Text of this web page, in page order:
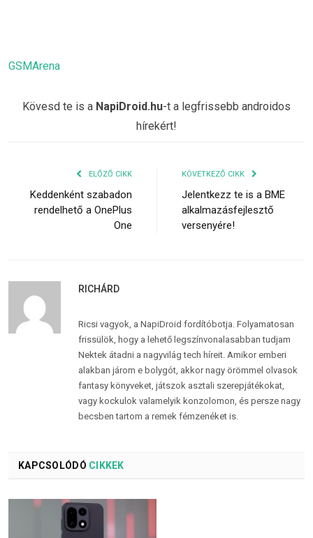
GSMArena
Kövesd te is a NapiDroid.hu-t a legfrissebb androidos
hírekért!
ELŐZŐ CIKK
Keddenként szabadon
rendelhető a OnePlus
One
KÖVETKEZŐ CIKK
Jelentkezz te is a BME
alkalmazásfejlesztő
versenyére!
RICHÁRD
Ricsi vagyok, a NapiDroid fordítóbotja. Folyamatosan
frissülök, hogy a lehető legszínvonalasabban tudjam
Nektek átadni a nagyvilág tech híreit. Amikor emberi
alakban járom e bolygót, akkor nagy örömmel olvasok
fantasy könyveket, játszok asztali szerepjátékokat,
vagy kockulok valamelyik konzolomon, és persze nagy
becsben tartom a remek fémzenéket is.
KAPCSOLÓDÓ CIKKEK